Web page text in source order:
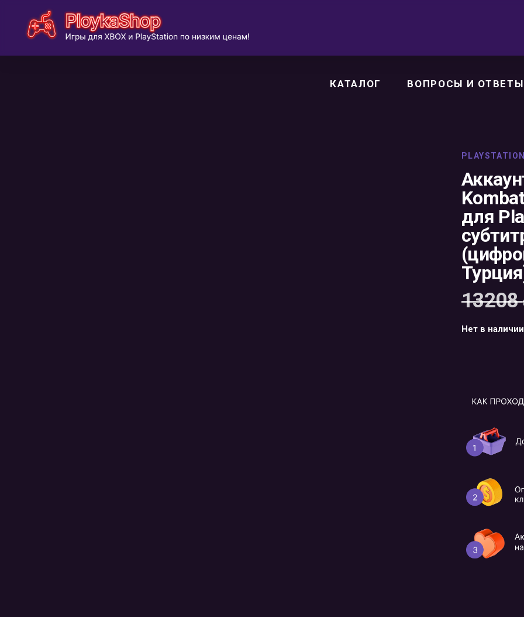
КАТАЛОГ ВОПРОСЫ И ОТВЕТЫ
для
13208
Нет в наличии